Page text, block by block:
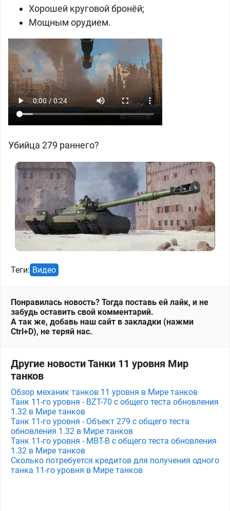
Хорошей круговой бронёй;
Мощным орудием.
Убийца 279 раннего?
Теги: Видео
Понравилась новость? Тогда поставь ей лайк, и не
забудь оставить свой комментарий.
А так же, добавь наш сайт в закладки (нажми
Ctrl+D), не теряй нас.
Другие новости Танки 11 уровня Мир
танков
Обзор механик танков 11 уровня в Мире танков
Танк 11-го уровня - BZT-70 с общего теста обновления
1.32 в Мире танков
Танк 11-го уровня - Объект 279 с общего теста
обновления 1.32 в Мире танков
Танк 11-го уровня - MBT-B с общего теста обновления
1.32 в Мире танков
Сколько потребуется кредитов для получения одного
танка 11-го уровня в Мире танков